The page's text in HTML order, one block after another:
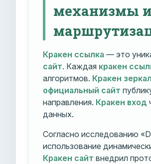
механизмы
Кракен ссылка — это
сайт. Каждая кракен
алгоритмов. Кракен
официальный сайт
направления. Кракен вход
данных.
Согласно исследованию
использование
Кракен сайт внедрил